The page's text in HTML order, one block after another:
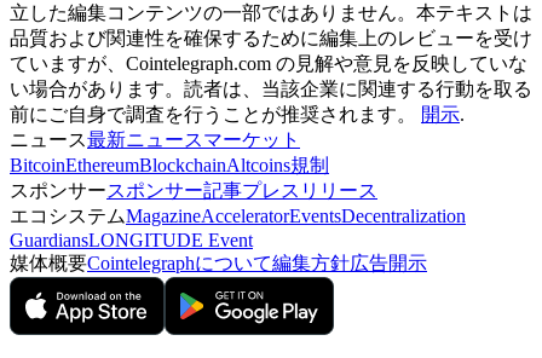
立した編集コンテンツの一部ではありません。本テキストは
品質および関連性を確保するために編集上のレビューを受け
ていますが、Cointelegraph.com の見解や意見を反映していな
い場合があります。読者は、当該企業に関連する行動を取る
前にご自身で調査を行うことが推奨されます。
開示.
ニュース最新ニュースマーケット
BitcoinEthereumBlockchainAltcoins規制
スポンサースポンサー記事プレスリリース
エコシステムMagazineAcceleratorEventsDecentralization
GuardiansLONGITUDE Event
媒体概要Cointelegraphについて編集方針広告開示